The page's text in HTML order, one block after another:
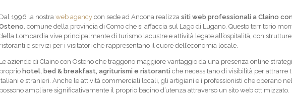
Dal 1996 la nostra web agencycon sede ad Ancona realizza siti web professionali a Claino con
, comune della provincia di Como che si affaccia sul Lago di Lugano. Questo territorio
Lombardia vive principalmente di turismo lacustre e attività legate all’ospitalità, con
ristoranti e servizi per i visitatori che rappresentano il cuore dell’economia locale.
Le aziende di Claino con Osteno che traggono maggiore vantaggio da una presenza online
proprio hotel, bed & breakfast, agriturismi e ristoranti che necessitano di visibilità per attrarre
italiani e stranieri. Anche le attività commerciali locali, gli artigiani e i professionisti che operano
possono ampliare significativamente il proprio bacino d’utenza attraverso un sito web ottimizzato.